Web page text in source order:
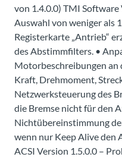
von 1.4.0.0) TMI
Auswahl von weniger als
Registerkarte „Antrieb“
des Abstimmfilters. •
Motorbeschreibungen an
Kraft, Drehmoment,
Netzwerksteuerung des
die Bremse nicht für den
Nichtübereinstimmung
wenn nur Keep Alive den
ACSI Version 1.5.0.0 –
Dealer
Portal